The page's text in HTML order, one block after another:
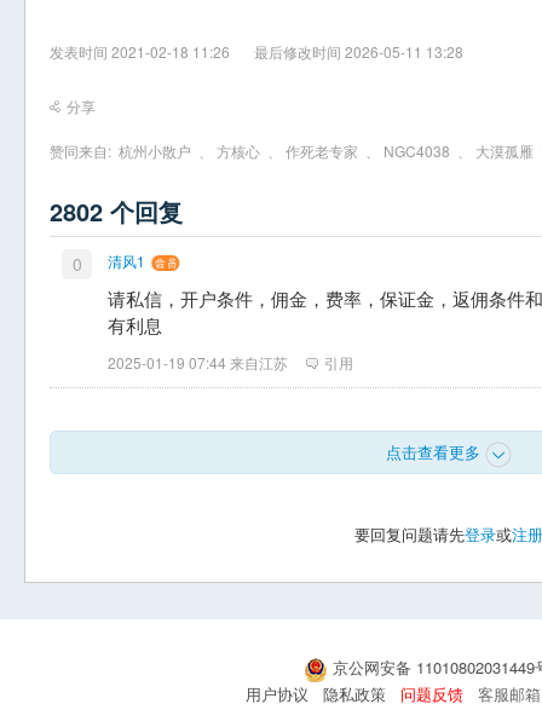
发表时间 2021-02-18 11:26 最后修改时间 2026-05-11 13:28
分享
赞同来自: 杭州小散户 方核心 作死老专家 NGC4038 大漠孤雁
2802 个回复
0 清风1
请私信，开户条件，佣金，费率，保证金，返佣条件
有利息
2025-01-19 07:44 来自江苏 引用
点击查看更多
要回复问题请先登录或注册
京公网安备
用户协议
隐私政策 问题反馈 客服邮